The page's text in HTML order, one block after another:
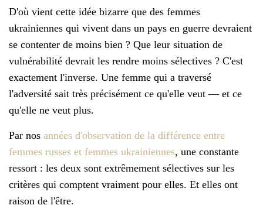
D'où vient cette idée bizarre que des femmes
ukrainiennes qui vivent dans un pays en guerre devraient
se contenter de moins bien ? Que leur situation de
vulnérabilité devrait les rendre moins sélectives ? C'est
exactement l'inverse. Une femme qui a traversé
l'adversité sait très précisément ce qu'elle veut — et ce
qu'elle ne veut plus.
Par nos années d'observation de la différence entre
femmes russes et femmes ukrainiennes, une constante
ressort : les deux sont extrêmement sélectives sur les
critères qui comptent vraiment pour elles. Et elles ont
raison de l'être.